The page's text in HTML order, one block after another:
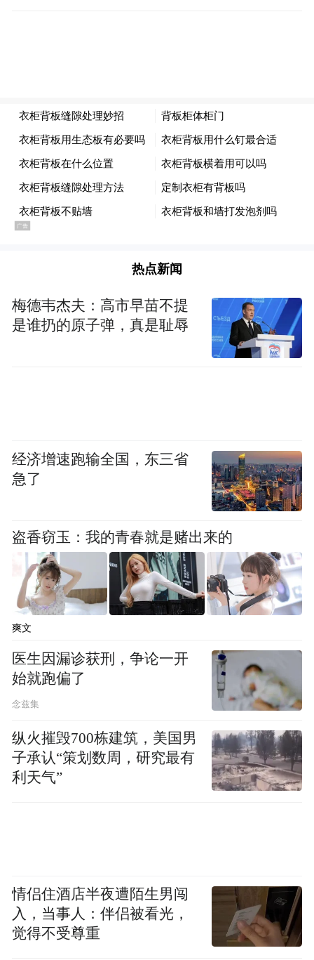
热点新闻
梅德韦杰夫：高市早苗不提
是谁扔的原子弹，真是耻辱
经济增速跑输全国，东三省
急了
盗香窃玉：我的青春就是赌出来的
爽文
医生因漏诊获刑，争论一开
始就跑偏了
念兹集
纵火摧毁700栋建筑，美国男
子承认“策划数周，研究最有
利天气”
情侣住酒店半夜遭陌生男闯
入，当事人：伴侣被看光，
觉得不受尊重